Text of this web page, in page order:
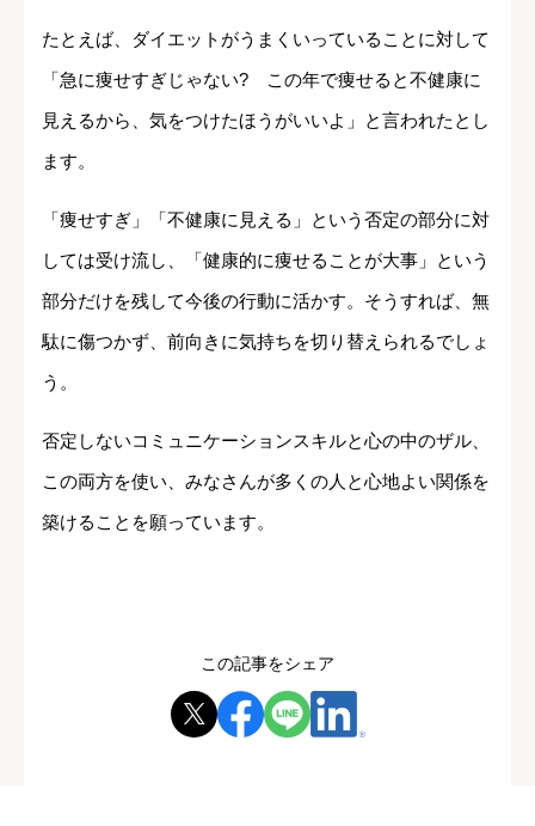
たとえば、ダイエットがうまくいっていることに対して
「急に痩せすぎじゃない? この年で痩せると不健康に
見えるから、気をつけたほうがいいよ」と言われたとし
ます。
「痩せすぎ」「不健康に見える」という否定の部分に対
しては受け流し、「健康的に痩せることが大事」という
部分だけを残して今後の行動に活かす。そうすれば、無
駄に傷つかず、前向きに気持ちを切り替えられるでしょ
う。
否定しないコミュニケーションスキルと心の中のザル、
この両方を使い、みなさんが多くの人と心地よい関係を
築けることを願っています。
この記事をシェア